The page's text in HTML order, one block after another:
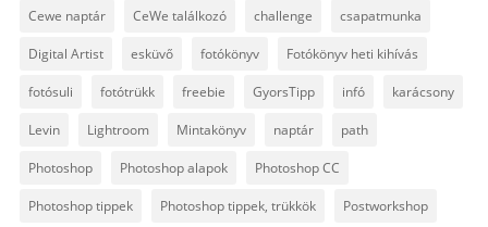
Cewe naptár CeWe találkozó challenge csapatmunka
Digital Artist esküvő fotókönyv Fotókönyv heti kihívás
fotósuli fotótrükk freebie GyorsTipp infó karácsony
Levin Lightroom Mintakönyv naptár path
Photoshop Photoshop alapok Photoshop CC
Photoshop tippek Photoshop tippek, trükkök Postworkshop